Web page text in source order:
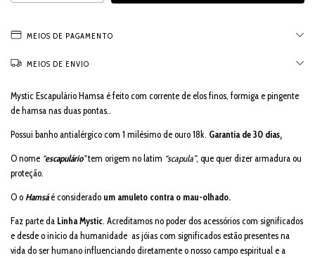
MEIOS DE PAGAMENTO
MEIOS DE ENVIO
Mystic Escapulário Hamsa é feito com corrente de elos finos, formiga e pingente
de hamsa nas duas pontas..
Possui banho antialérgico com 1 milésimo de ouro 18k. Garantia de 30 dias.
O nome “escapulário”tem origem no latim “scapula”, que quer dizer armadura ou
proteção.
O o Hamsáé considerado um amuleto contra o mau-olhado.
Faz parte da Linha Mystic . Acreditamos no poder dos acessórios com significados
e desde o início da humanidade as jóias com significados estão presentes na
vida do ser humanoinfluenciando diretamente o nosso campo espiritual e a